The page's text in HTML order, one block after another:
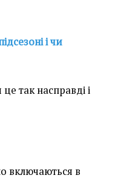
і чи
так насправді і
включаються в